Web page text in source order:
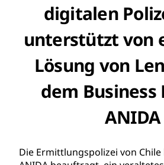
digitalen
unterstützt von
Lösung von
dem
ANIDA
Die Ermittlungspolizei von